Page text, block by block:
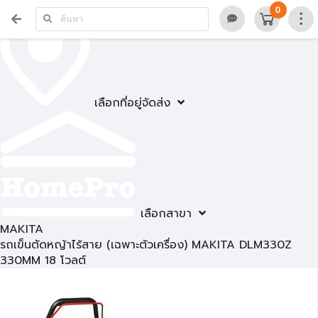
เลือกที่อยู่จัดส่ง
เลือกสาขา
0
MAKITA
รถเข็นตัดหญ้าไร้สาย (เฉพาะตัวเครื่อง) MAKITA DLM330Z
330MM 18 โวลต์